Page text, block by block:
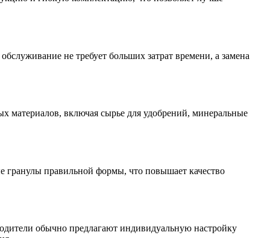
не требует больших затрат времени, а замена
материалов, включая сырье для удобрений, минеральные
гранулы правильной формы, что повышает качество
обычно предлагают индивидуальную настройку